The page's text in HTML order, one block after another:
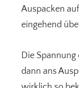
Auspacken
eingehend
Die
dann ans